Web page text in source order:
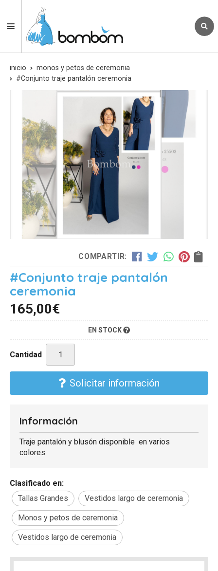
inicio
monos y petos de ceremonia
#Conjunto traje pantalón ceremonia
COMPARTIR:
#Conjunto traje pantalón
ceremonia
165,00€
EN STOCK
Cantidad
Solicitar información
Información
Traje pantalón y blusón disponible en varios
colores
Clasificado en:
Tallas Grandes
Vestidos largo de ceremonia
Monos y petos de ceremonia
Vestidos largo de ceremonia